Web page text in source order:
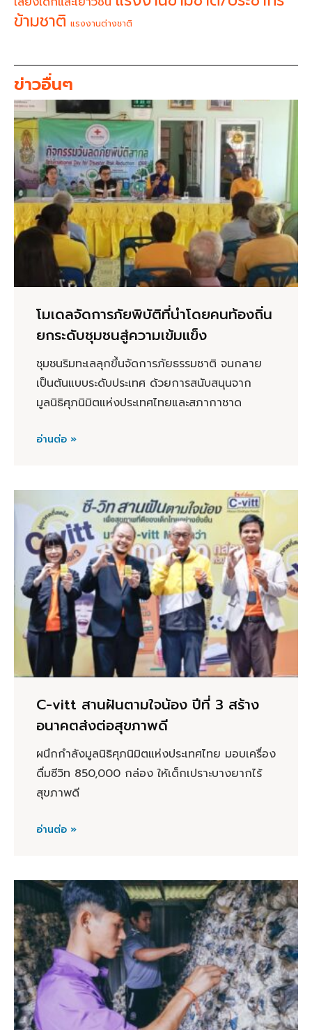
ข้ามชาติ แรงงานต่างชาติ
ข่าวอื่นๆ
โมเดลจัดการภัยพิบัติที่นำโดยคนท้องถิ่น
ยกระดับชุมชนสู่ความเข้มแข็ง
ชุมชนริมทะเลลุกขึ้นจัดการภัยธรรมชาติ จนกลาย
เป็นต้นแบบระดับประเทศ ด้วยการสนับสนุนจาก
มูลนิธิศุภนิมิตแห่งประเทศไทยและสภากาชาด
อ่านต่อ »
C-vitt สานฝันตามใจน้อง ปีที่ 3 สร้าง
อนาคตส่งต่อสุขภาพดี
ผนึกกำลังมูลนิธิศุภนิมิตแห่งประเทศไทย มอบเครื่อง
ดื่มซีวิท 850,000 กล่อง ให้เด็กเปราะบางยากไร้
สุขภาพดี
อ่านต่อ »